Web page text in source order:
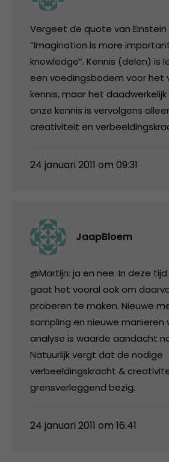
Vergeet de quote van Einstein
“Imagination is more
knowledge”. Kennis (delen) is
een voedingsbodem voor het
kennis, maar het
onze kennis is vervolgens
creativiteit en
24 januari 2011 om 09:31
JaapBloem
@Martijn: ja en nee. In deze
gaat het vooral ook om
proberen te maken. Nieuwe
sampling en nieuwe manieren
analyse is waarde aandacht
Natuurlijk vergt dat de nodige
verbeeldingskracht &
grensverleggend bezig.
24 januari 2011 om 16:41